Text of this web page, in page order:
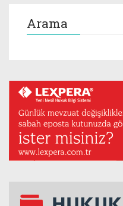
Arama